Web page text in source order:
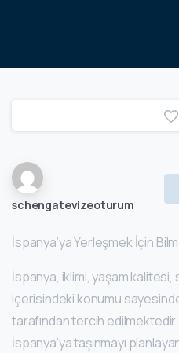
schengatevizeoturum
İspanya’ya Yerleşmek İçin
İspanya, iklimi, yaşam kalitesi,
içerisindeki konumu
tarafından tercih
İspanya’ya taşınmayı